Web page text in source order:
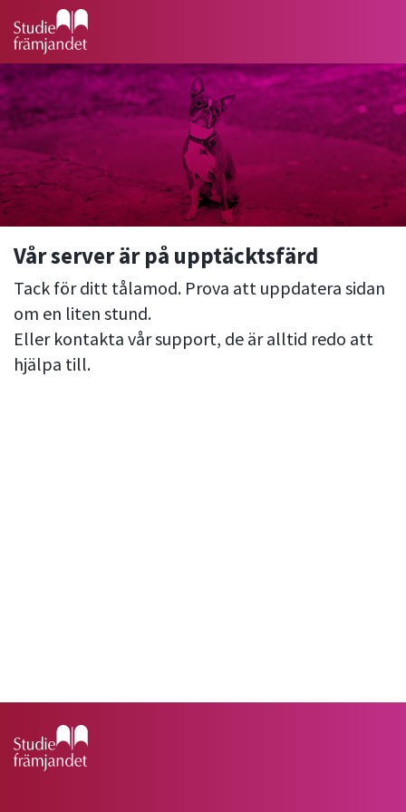
Vår server är på upptäcktsfärd
Tack för ditt tålamod. Prova att uppdatera sidan
om en liten stund.
Eller kontakta vår support, de är alltid redo att
hjälpa till.